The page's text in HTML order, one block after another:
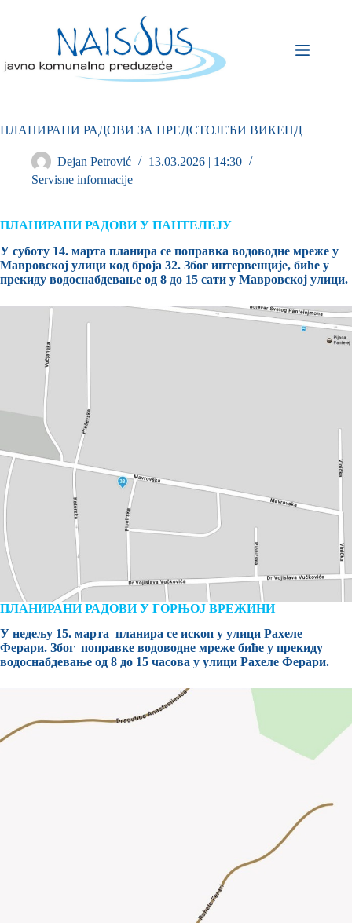
ПЛАНИРАНИ РАДОВИ ЗА ПРЕДСТОЈЕЋИ ВИКЕНД
Dejan Petrović
13.03.2026 | 14:30
Servisne informacije
ПЛАНИРАНИ РАДОВИ У ПАНТЕЛЕЈУ
У суботу 14. марта планира се поправка водоводне мреже у
Мавровској улици код броја 32. Због интервенције, биће у
прекиду водоснабдевање од 8 до 15 сати у Мавровској улици.
ПЛАНИРАНИ РАДОВИ У ГОРЊОЈ ВРЕЖИНИ
У недељу 15. марта планира се ископ у улици Рахеле
Ферари. Због поправке водоводне мреже биће у прекиду
водоснабдевање од 8 до 15 часова у улици Рахеле Ферари.